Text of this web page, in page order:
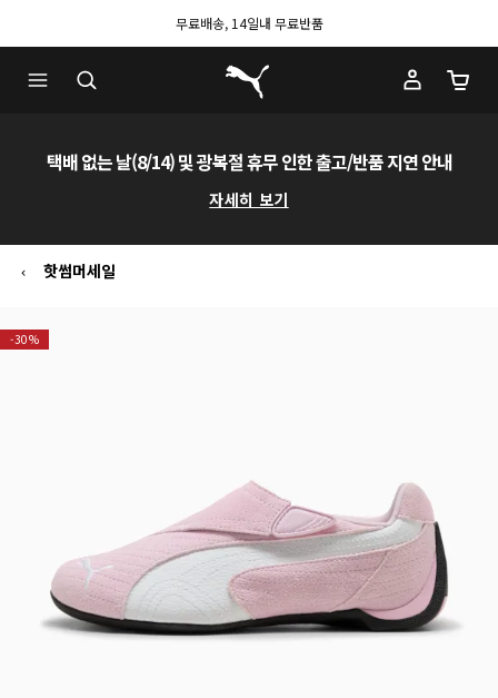
무료배송, 14일내 무료반품
푸마 홈
장바
택배 없는 날(8/14) 및 광복절 휴무 인한 출고/반품 지연 안내
자세히 보기
핫썸머세일
-30%